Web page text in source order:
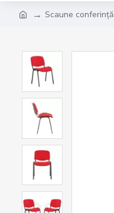
Scaune conferință